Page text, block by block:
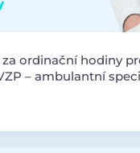
ordinační hodiny
– ambulantní